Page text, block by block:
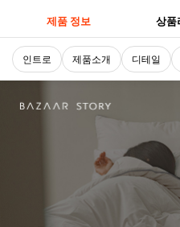
제품 정보 상품
인트로 제품소개 디테일